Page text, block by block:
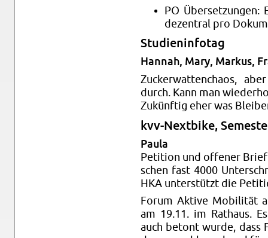
PO Über­set­zun­gen:
de­zen­tral pro
Stu­di­en­in­fo­tag
Han­nah, Mary, Mar­kus,
Zu­cker­wat­ten­cha­os,
durch. Kann man
Zu­künf­tig eher was
kvv-Next­bike,
Paula
Pe­ti­ti­on und of­fe­ner
schen fast 4000
HKA un­ter­stützt die
Forum Ak­ti­ve Mo­bi­li­tät
am 19.11. im Rat­haus.
auch be­tont wurde,